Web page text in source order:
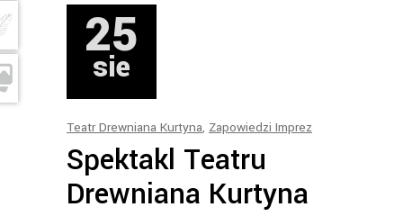
25
sie
Teatr Drewniana Kurtyna, Zapowiedzi Imprez
Spektakl Teatru
Drewniana Kurtyna